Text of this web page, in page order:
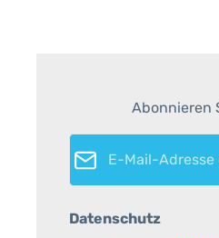
Abonnieren
E-Mail-Adresse*
Datenschutz